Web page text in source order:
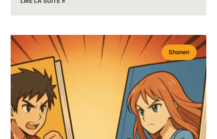
Shonen